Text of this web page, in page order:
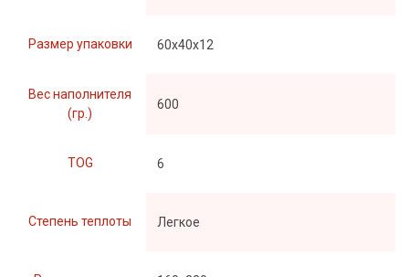
Размер упаковки 60х40х12
Вес наполнителя
(гр.)
600
TOG 6
Степень теплоты Легкое